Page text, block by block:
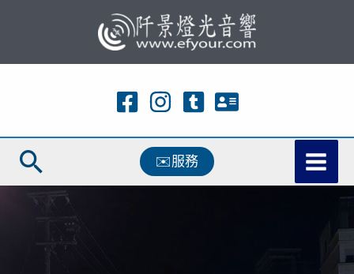
主
容
搜
✉️服務